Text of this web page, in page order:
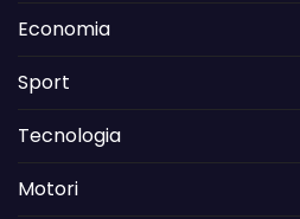
Economia
Sport
Tecnologia
Motori